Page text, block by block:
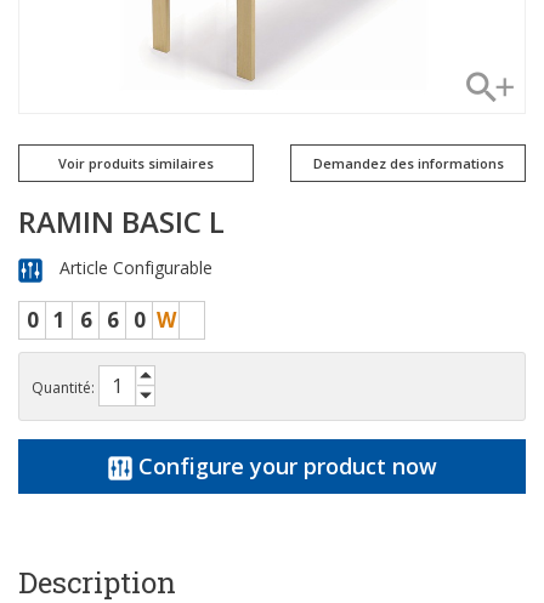
Voir produits similaires Demandez des informations
RAMIN BASIC L
Article Configurable
0 1 6 6 0 W
Quantité:
Configure your product now
Description